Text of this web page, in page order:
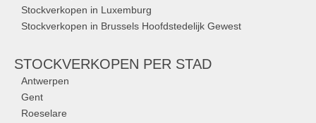
Stockverkopen in Luxemburg
Stockverkopen in Brussels Hoofdstedelijk Gewest
STOCKVERKOPEN PER STAD
Antwerpen
Gent
Roeselare